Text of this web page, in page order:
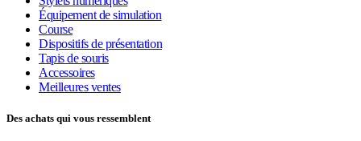
Équipement de simulation
Course
Dispositifs de présentation
Tapis de souris
Accessoires
Meilleures ventes
Des achats qui vous ressemblent